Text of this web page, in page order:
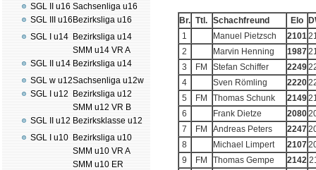
SGL II u16
SGL III u16
SGL I u14
SGL II u14
SGL w u12
SGL I u12
SGL II u12
SGL I u10
Sachsenliga u16
Bezirksliga u16
Bezirksliga u14
SMM u14 VR A
Bezirksliga u14
Sachsenliga u12w
Bezirksliga u12
SMM u12 VR B
Bezirksklasse u12
Bezirksliga u10
SMM u10 VR A
SMM u10 ER
Br. Ttl. Schachfreund Elo
1
Manuel Pietzsch 2101
2
Marvin Henning 1987
3
FM Stefan Schiffer 2249
4
Sven Römling 2220
5
FM Thomas Schunk 2149
6
Frank Dietze 2080
7
FM Andreas Peters 2247
8
Michael Limpert 2107
9
FM Thomas Gempe 2142